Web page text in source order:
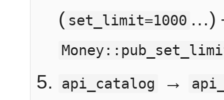
( set_limit=1000 …)
api_catalog
→